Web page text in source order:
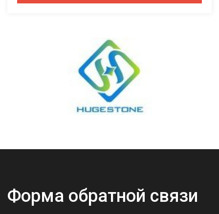
Форма обратной связи